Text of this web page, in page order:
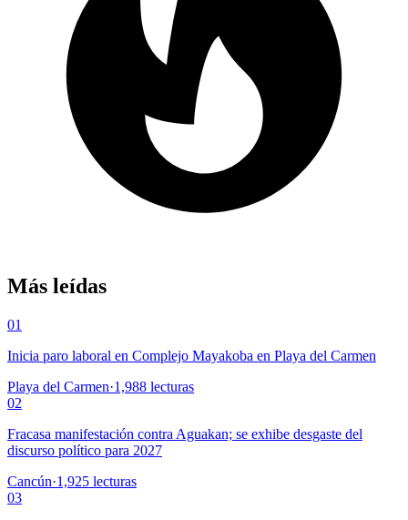
Más leídas
01
Inicia paro laboral en Complejo Mayakoba en Playa del Carmen
Playa del Carmen·1,988 lecturas
02
Fracasa manifestación contra Aguakan; se exhibe desgaste del
discurso político para 2027
Cancún·1,925 lecturas
03